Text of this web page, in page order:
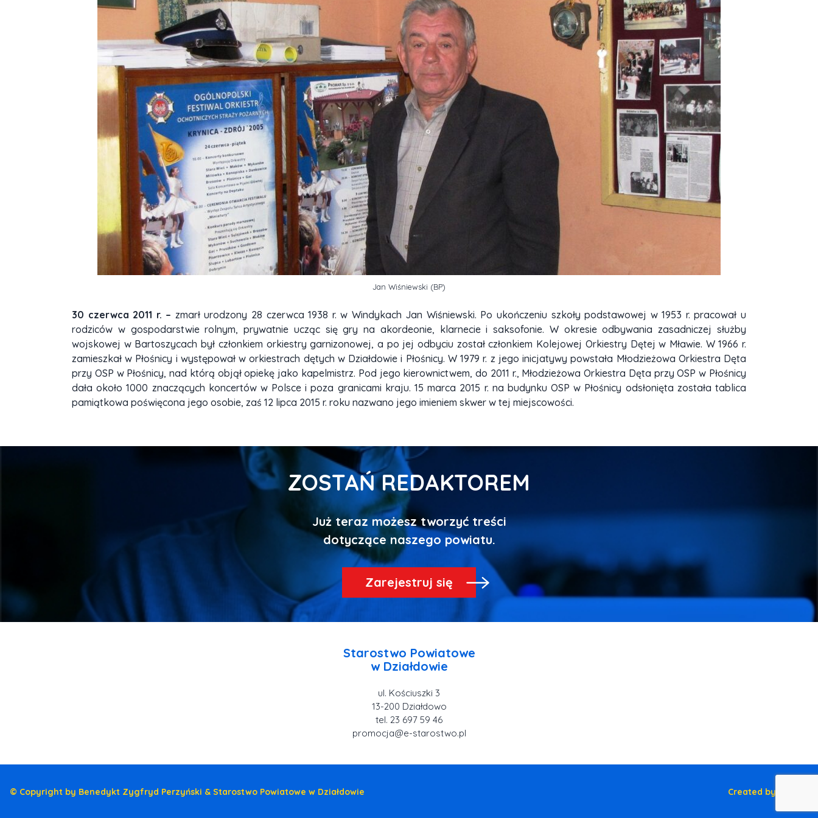
Jan Wiśniewski (BP)
30 czerwca 2011 r. – zmarł urodzony 28 czerwca 1938 r. w Windykach Jan Wiśniewski. Po ukończeniu szkoły podstawowej w 1953 r. pracował u
rodziców w gospodarstwie rolnym, prywatnie ucząc się gry na akordeonie, klarnecie i saksofonie. W okresie odbywania zasadniczej służby
wojskowej w Bartoszycach był członkiem orkiestry garnizonowej, a po jej odbyciu został członkiem Kolejowej Orkiestry Dętej w Mławie. W 1966 r.
zamieszkał w Płośnicy i występował w orkiestrach dętych w Działdowie i Płośnicy. W 1979 r. z jego inicjatywy powstała Młodzieżowa Orkiestra Dęta
przy OSP w Płośnicy, nad którą objął opiekę jako kapelmistrz. Pod jego kierownictwem, do 2011 r., Młodzieżowa Orkiestra Dęta przy OSP w Płośnicy
dała około 1000 znaczących koncertów w Polsce i poza granicami kraju. 15 marca 2015 r. na budynku OSP w Płośnicy odsłonięta została tablica
pamiątkowa poświęcona jego osobie, zaś 12 lipca 2015 r. roku nazwano jego imieniem skwer w tej miejscowości.
ZOSTAŃ REDAKTOREM
Już teraz możesz tworzyć treści
Zarejestruj się
Starostwo Powiatowe
ul. Kościuszki 3
tel. 23 697 59 46
promocja@e-starostwo.pl
© Copyright by Benedykt Zygfryd Perzyński & Starostwo Powiatowe w Działdowie Created by NEVPIX